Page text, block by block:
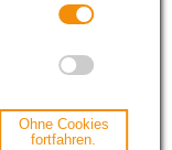
Ohne Cookies
fortfahren.